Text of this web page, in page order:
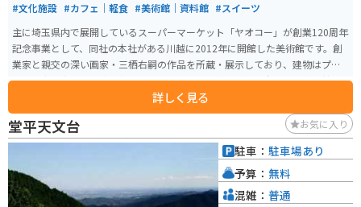
#文化施設 #カフェ｜軽食 #美術館｜資料館 #スイーツ
主に埼玉県内で展開しているスーパーマーケット「ヤオコー」が創業120周年
記念事業として、同社の本社がある川越に2012年に開館した美術館です。創
業家と親交の深い画家・三栖右嗣の作品を所蔵・展示しており、建物はプリ
ツカー賞受賞者の伊東豊雄の設計という、小規模ながらも本格的な美術館と
で、アートをより身近に感じられる造りになっています。定期的に企画展や
ワークショップも開催されており、地元の文化交流の場としても親しまれて
います。川越の観光地にも近く、訪問者が気軽にアートを楽しめるスポット
として人気です。併設のカフェでお茶やケーキを楽しめるほか、「美術館で
ピアノコンサートをしてみませんか？」などのイベントも行われています。
詳しく見る
堂平天文台 お気に入り
駐車： 駐車場あり
予算： 無料
混雑： 普通